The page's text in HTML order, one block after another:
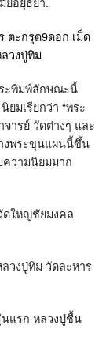
ะพิมพ์ลักษณะนี้
ยมเรียกว่า “พระ
ารย์ วัดต่างๆ และ
งพระขุนแผนนี้ขึ้น
วามนิยมมาก
ดใหญ่ชัยมงคล
วงปู่ทิม วัดละหาร
แรก หลวงปู่ชื้น